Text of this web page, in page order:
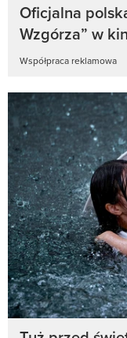
Oficjalna
Wzgórza” w
Współpraca reklamowa